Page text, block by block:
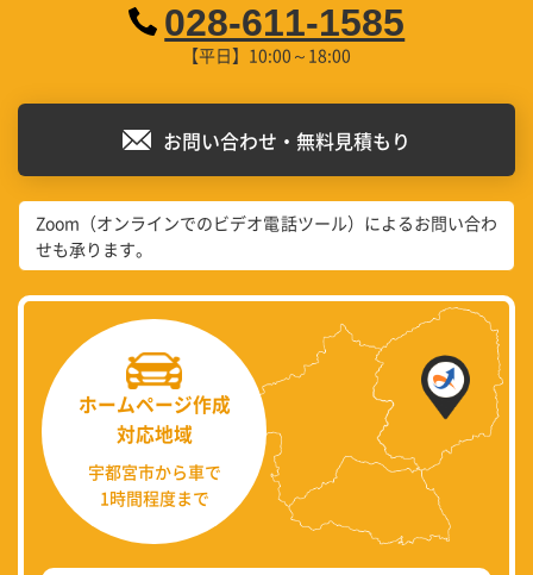
028-611-1585
【平日】10:00～18:00
お問い合わせ・無料見積もり
Zoom（オンラインでのビデオ電話ツール）によるお問い合わ
せも承ります。
ホームページ作成
対応地域
宇都宮市から車で
1時間程度まで